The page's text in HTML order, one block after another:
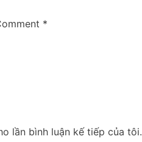
*
lần bình luận kế tiếp của tôi.